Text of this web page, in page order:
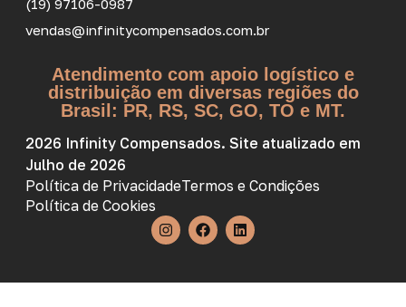
(19) 97106-0987
vendas@infinitycompensados.com.br
Atendimento com apoio logístico e
distribuição em diversas regiões do
Brasil: PR, RS, SC, GO, TO e MT.
2026 Infinity Compensados. Site atualizado em
Julho de 2026
Política de PrivacidadeTermos e Condições
Política de Cookies